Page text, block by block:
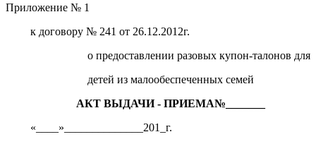
Приложение № 1
к договору № 241 от 26.12.2012г.
о предоставлении разовых купон-талонов для
детей из малообеспеченных семей
АКТ ВЫДАЧИ - ПРИЕМА№_______
«____»______________201_г.